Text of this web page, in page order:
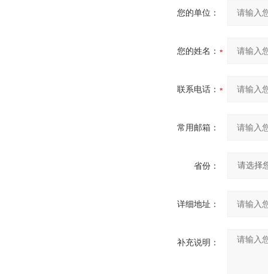
您的单位：
您的姓名：
联系电话：
常用邮箱：
省份：
详细地址：
补充说明：